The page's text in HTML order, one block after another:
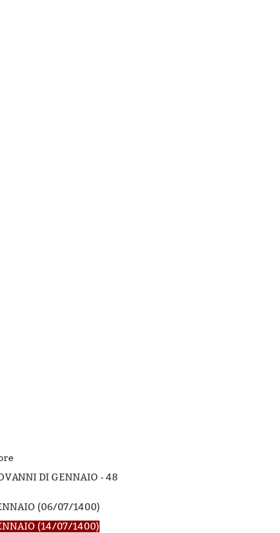
DI GENNAIO -48
(06/07/1400)
(14/07/1400)